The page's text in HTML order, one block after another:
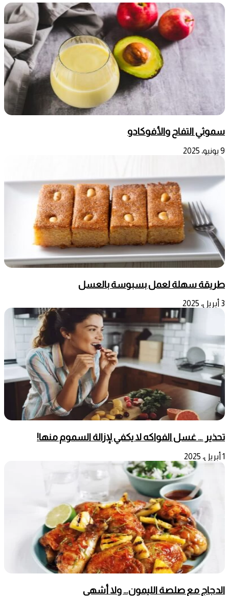
سموثي التفاح والأفوكادو
9 يونيو، 2025
طريقة سهلة لعمل بسبوسة بالعسل
3 أبريل، 2025
تحذير … غسل الفواكه لا يكفي لإزالة السموم منها!
1 أبريل، 2025
الدجاج مع صلصة الليمون… ولا أشهى